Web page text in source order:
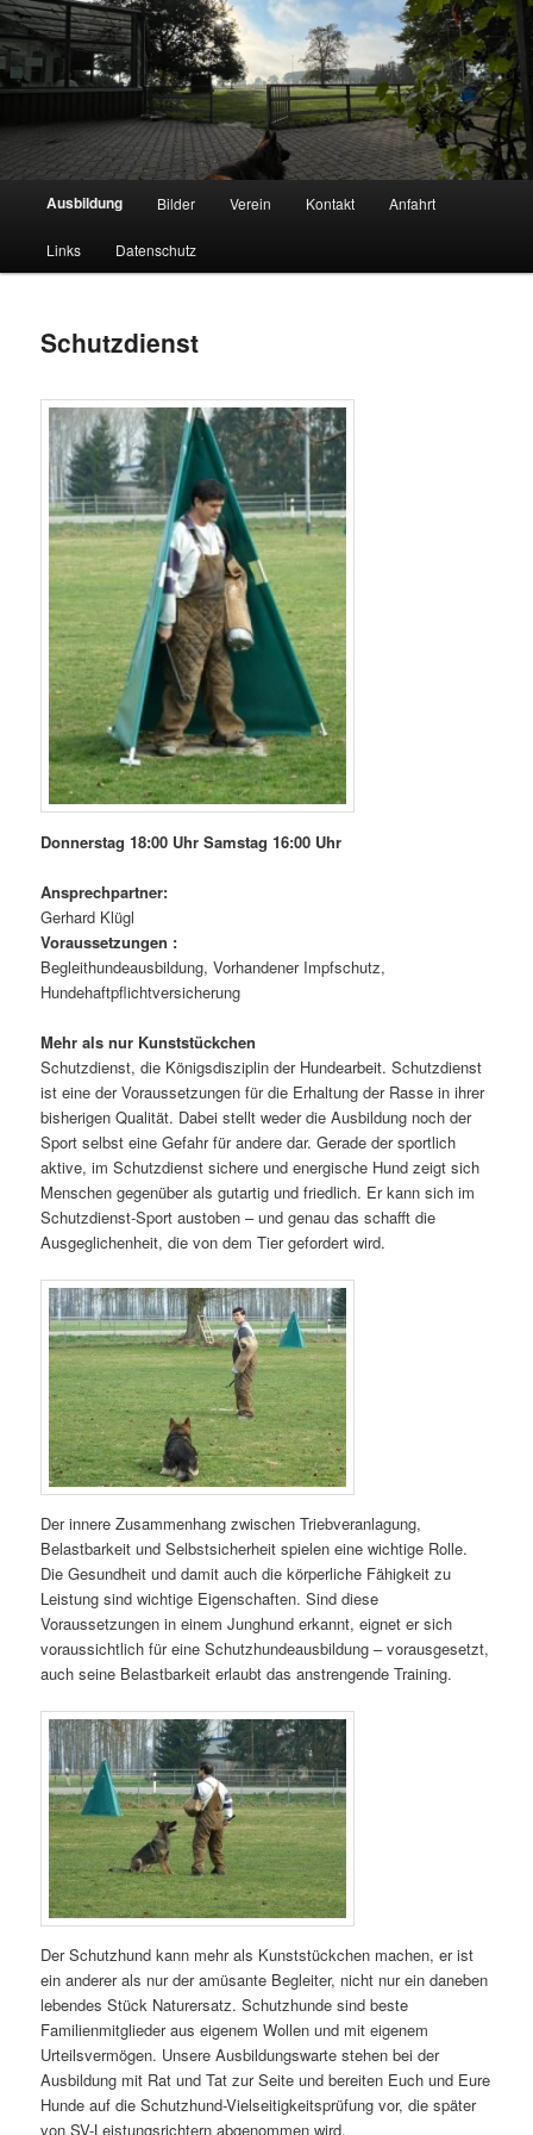
Schäferhundeverein OG Lauingen
Hauptmenü
Zum
Inhalt
Ausbildung Bilder Verein Kontakt Anfahrt
Links Datenschutz
Schutzdienst
Donnerstag 18:00 Uhr Samstag 16:00 Uhr
Ansprechpartner:
Gerhard Klügl
Voraussetzungen :
Begleithundeausbildung, Vorhandener Impfschutz,
Hundehaftpflichtversicherung
Mehr als nur Kunststückchen
Schutzdienst, die Königsdisziplin der Hundearbeit. Schutzdienst
ist eine der Voraussetzungen für die Erhaltung der Rasse in ihrer
bisherigen Qualität. Dabei stellt weder die Ausbildung noch der
Sport selbst eine Gefahr für andere dar. Gerade der sportlich
aktive, im Schutzdienst sichere und energische Hund zeigt sich
Menschen gegenüber als gutartig und friedlich. Er kann sich im
Schutzdienst-Sport austoben – und genau das schafft die
Ausgeglichenheit, die von dem Tier gefordert wird.
Der innere Zusammenhang zwischen Triebveranlagung,
Belastbarkeit und Selbstsicherheit spielen eine wichtige Rolle.
Die Gesundheit und damit auch die körperliche Fähigkeit zu
Leistung sind wichtige Eigenschaften. Sind diese
Voraussetzungen in einem Junghund erkannt, eignet er sich
voraussichtlich für eine Schutzhundeausbildung – vorausgesetzt,
auch seine Belastbarkeit erlaubt das anstrengende Training.
Der Schutzhund kann mehr als Kunststückchen machen, er ist
ein anderer als nur der amüsante Begleiter, nicht nur ein daneben
lebendes Stück Naturersatz. Schutzhunde sind beste
Familienmitglieder aus eigenem Wollen und mit eigenem
Urteilsvermögen. Unsere Ausbildungswarte stehen bei der
Ausbildung mit Rat und Tat zur Seite und bereiten Euch und Eure
Hunde auf die Schutzhund-Vielseitigkeitsprüfung vor, die später
von SV-Leistungsrichtern abgenommen wird.